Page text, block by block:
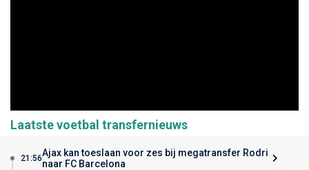
Laatste voetbal transfernieuws
21:56Ajax kan toeslaan voor zes bij megatransfer Rodri
naar FC Barcelona